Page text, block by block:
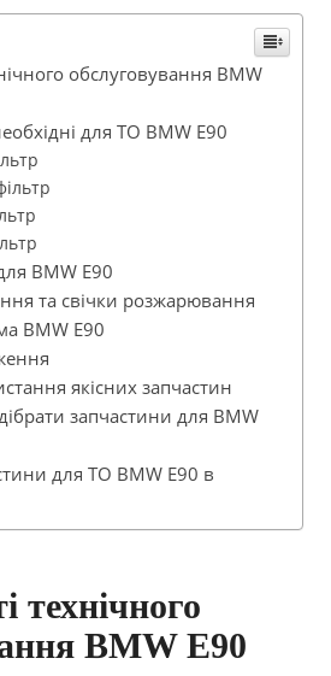
обслуговування BMW
для ТО BMW E90
BMW E90
та свічки розжарювання
BMW E90
якісних запчастин
запчастини для BMW
для ТО BMW E90 в
технічного
BMW E90